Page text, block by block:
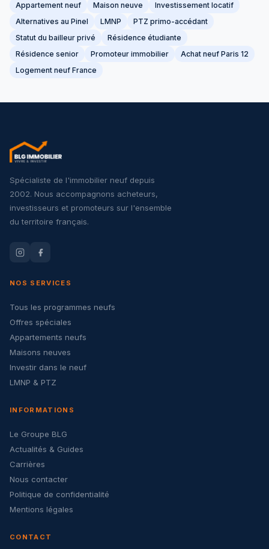
Appartement neuf
Maison neuve
Investissement locatif
Alternatives au Pinel
LMNP
PTZ primo-accédant
Statut du bailleur privé
Résidence étudiante
Résidence senior
Promoteur immobilier
Achat neuf Paris 12
Logement neuf France
Spécialiste de l'immobilier neuf depuis
2002. Nous accompagnons acheteurs,
investisseurs et promoteurs sur l'ensemble
du territoire français.
NOS SERVICES
Tous les programmes neufs
Offres spéciales
Appartements neufs
Maisons neuves
Investir dans le neuf
LMNP & PTZ
INFORMATIONS
Le Groupe BLG
Actualités & Guides
Carrières
Nous contacter
Politique de confidentialité
Mentions légales
CONTACT